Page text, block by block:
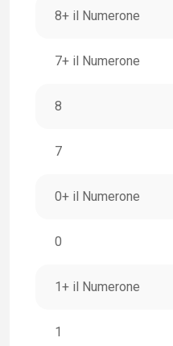
8+ il Numerone
7+ il Numerone
8
7
0+ il Numerone
0
1+ il Numerone
1